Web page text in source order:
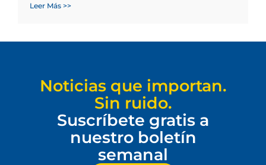
Leer Más >>
Noticias que importan.
Sin ruido.
Suscríbete gratis a
nuestro boletín
semanal